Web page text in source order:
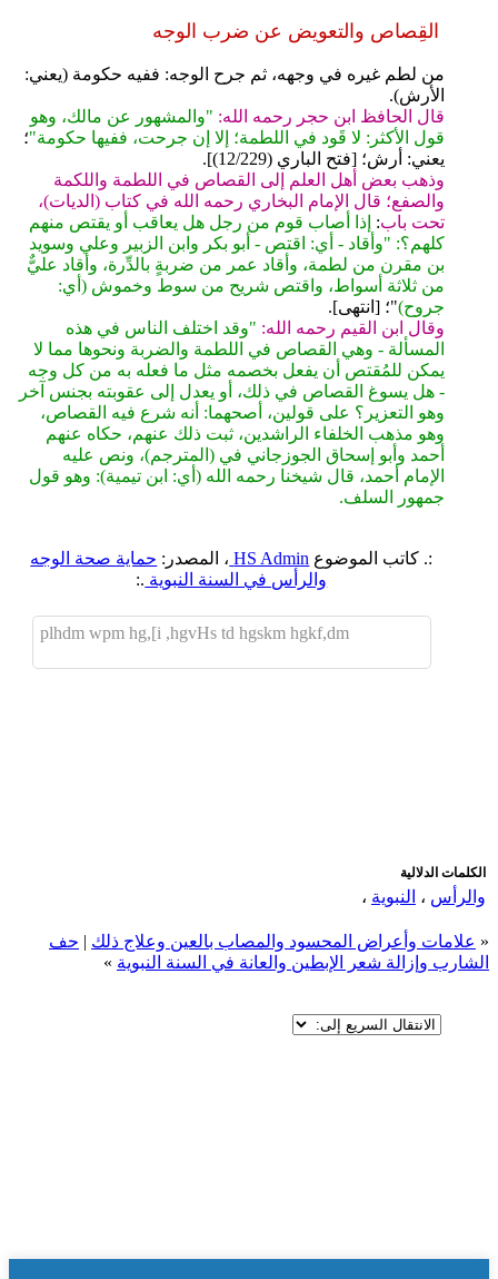
القِصاص والتعويض عن ضرب الوجه
من لطم غيره في وجهه، ثم جرح الوجه: ففيه حكومة (يعني:
الأرش).
قال الحافظ ابن حجر رحمه الله: "والمشهور عن مالك، وهو
قول الأكثر: لا قَود في اللطمة؛ إلا إن جرحت، ففيها حكومة"؛
يعني: أرش؛ [فتح الباري (12/229)].
وذهب بعض أهل العلم إلى القصاص في اللطمة واللكمة
والصفع؛ قال الإمام البخاري رحمه الله في كتاب (الديات)،
تحت باب: إذا أصاب قوم من رجل هل يعاقب أو يقتص منهم
كلهم؟: "وأقاد - أي: اقتص - أبو بكر وابن الزبير وعلي وسويد
بن مقرن من لطمة، وأقاد عمر من ضربةٍ بالدِّرة، وأقاد عليٌّ
من ثلاثة أسواط، واقتص شريح من سوط وخموش (أي:
جروح)"؛ [انتهى].
وقال ابن القيم رحمه الله: "وقد اختلف الناس في هذه
المسألة - وهي القصاص في اللطمة والضربة ونحوها مما لا
يمكن للمُقتص أن يفعل بخصمه مثل ما فعله به من كل وجه
- هل يسوغ القصاص في ذلك، أو يعدل إلى عقوبته بجنس آخر
وهو التعزير؟ على قولين، أصحهما: أنه شرع فيه القصاص،
وهو مذهب الخلفاء الراشدين، ثبت ذلك عنهم، حكاه عنهم
أحمد وأبو إسحاق الجوزجاني في (المترجم)، ونص عليه
الإمام أحمد، قال شيخنا رحمه الله (أي: ابن تيمية): وهو قول
جمهور السلف.
:. كاتب الموضوع HS Admin ، المصدر: حماية صحة الوجه
والرأس في السنة النبوية .:
plhdm wpm hg,[i ,hgvHs td hgskm hgkf,dm
الكلمات الدلالية
والرأس ، النبوية ،
« علامات وأعراض المحسود والمصاب بالعين وعلاج ذلك | حف
الشارب وإزالة شعر الإبطين والعانة في السنة النبوية »